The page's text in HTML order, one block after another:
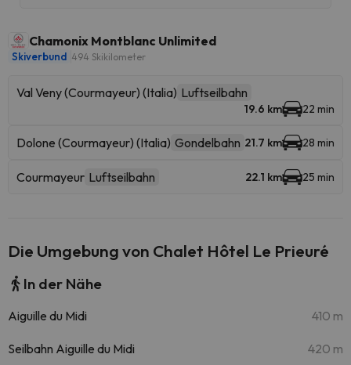
Chamonix Montblanc Unlimited
Skiverbund 494 Skikilometer
Val Veny (Courmayeur) (Italia) Luftseilbahn
19.6 km 22 min
Dolone (Courmayeur) (Italia) Gondelbahn 21.7 km 28 min
Courmayeur Luftseilbahn 22.1 km 25 min
Die Umgebung von Chalet Hôtel Le Prieuré
In der Nähe
Aiguille du Midi 410 m
Seilbahn Aiguille du Midi 420 m